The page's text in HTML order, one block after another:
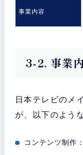
事業内容
3-2. 事業
日本テレビのメ
が、以下のよう
コンテンツ制作